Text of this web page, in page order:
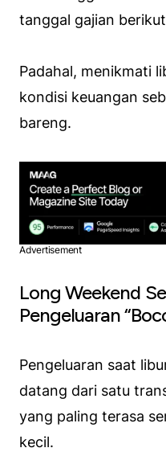
tanggal gajian
Padahal, menikmati
kondisi keuangan
bareng.
Advertisement
Long Weekend
Pengeluaran
Pengeluaran saat
datang dari satu
yang paling terasa
kecil.